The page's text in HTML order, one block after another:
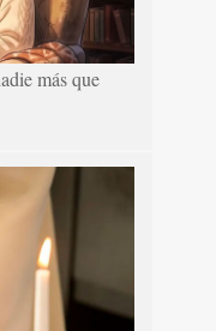
más que